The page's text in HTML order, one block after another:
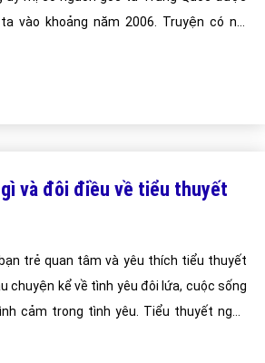
vào khoảng năm 2006. Truyện có nội
và đôi điều về tiểu thuyết
trẻ quan tâm và yêu thích tiểu thuyết
chuyện kể về tình yêu đôi lứa, cuộc sống
cảm trong tình yêu. Tiểu thuyết ngôn